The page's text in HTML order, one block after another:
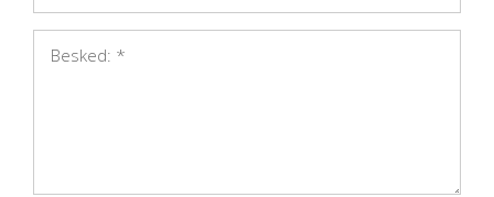
Social angst
​Hypnose
BESKED: *